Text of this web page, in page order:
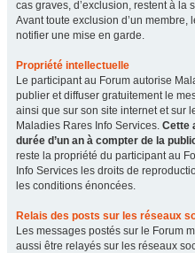
cas graves, d’exclusion, restent à
Avant toute exclusion d’un membre,
notifier une mise en garde.
Propriété intellectuelle
Le participant au Forum autorise
publier et diffuser gratuitement le
ainsi que sur son site internet et sur
Maladies Rares Info Services. Cette
durée d’un an à compter de la
reste la propriété du participant au
Info Services les droits de
les conditions énoncées.
Relais des posts sur les réseaux
Les messages postés sur le Forum
aussi être relayés sur les réseaux